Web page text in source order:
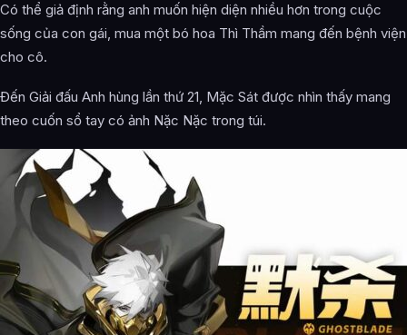
Có thể giả định rằng anh muốn hiện diện nhiều hơn trong cuộc
sống của con gái, mua một bó hoa Thì Thầm mang đến bệnh viện
cho cô.
Đến Giải đấu Anh hùng lần thứ 21, Mặc Sát được nhìn thấy mang
theo cuốn sổ tay có ảnh Nặc Nặc trong túi.